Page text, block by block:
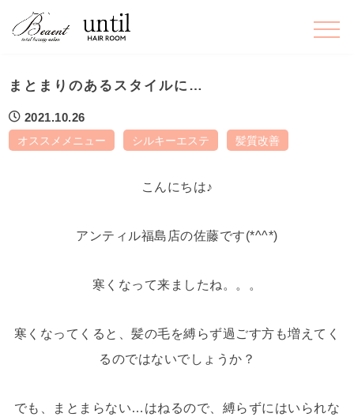
まとまりのあるスタイルに…
2021.10.26
オススメメニュー シルキーエステ 髪質改善
こんにちは♪
アンティル福島店の佐藤です(*^^*)
寒くなって来ましたね。。。
寒くなってくると、髪の毛を縛らず過ごす方も増えてく
るのではないでしょうか？
でも、まとまらない…はねるので、縛らずにはいられな